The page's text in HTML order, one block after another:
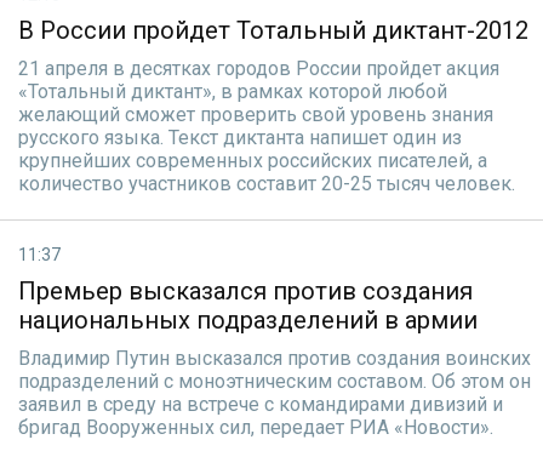
В России пройдет Тотальный диктант-2012
21 апреля в десятках городов России пройдет акция
«Тотальный диктант», в рамках которой любой
желающий сможет проверить свой уровень знания
русского языка. Текст диктанта напишет один из
крупнейших современных российских писателей, а
количество участников составит 20-25 тысяч человек.
11:37
Премьер высказался против создания
национальных подразделений в армии
Владимир Путин высказался против создания воинских
подразделений с моноэтническим составом. Об этом он
заявил в среду на встрече с командирами дивизий и
бригад Вооруженных сил, передает РИА «Новости».